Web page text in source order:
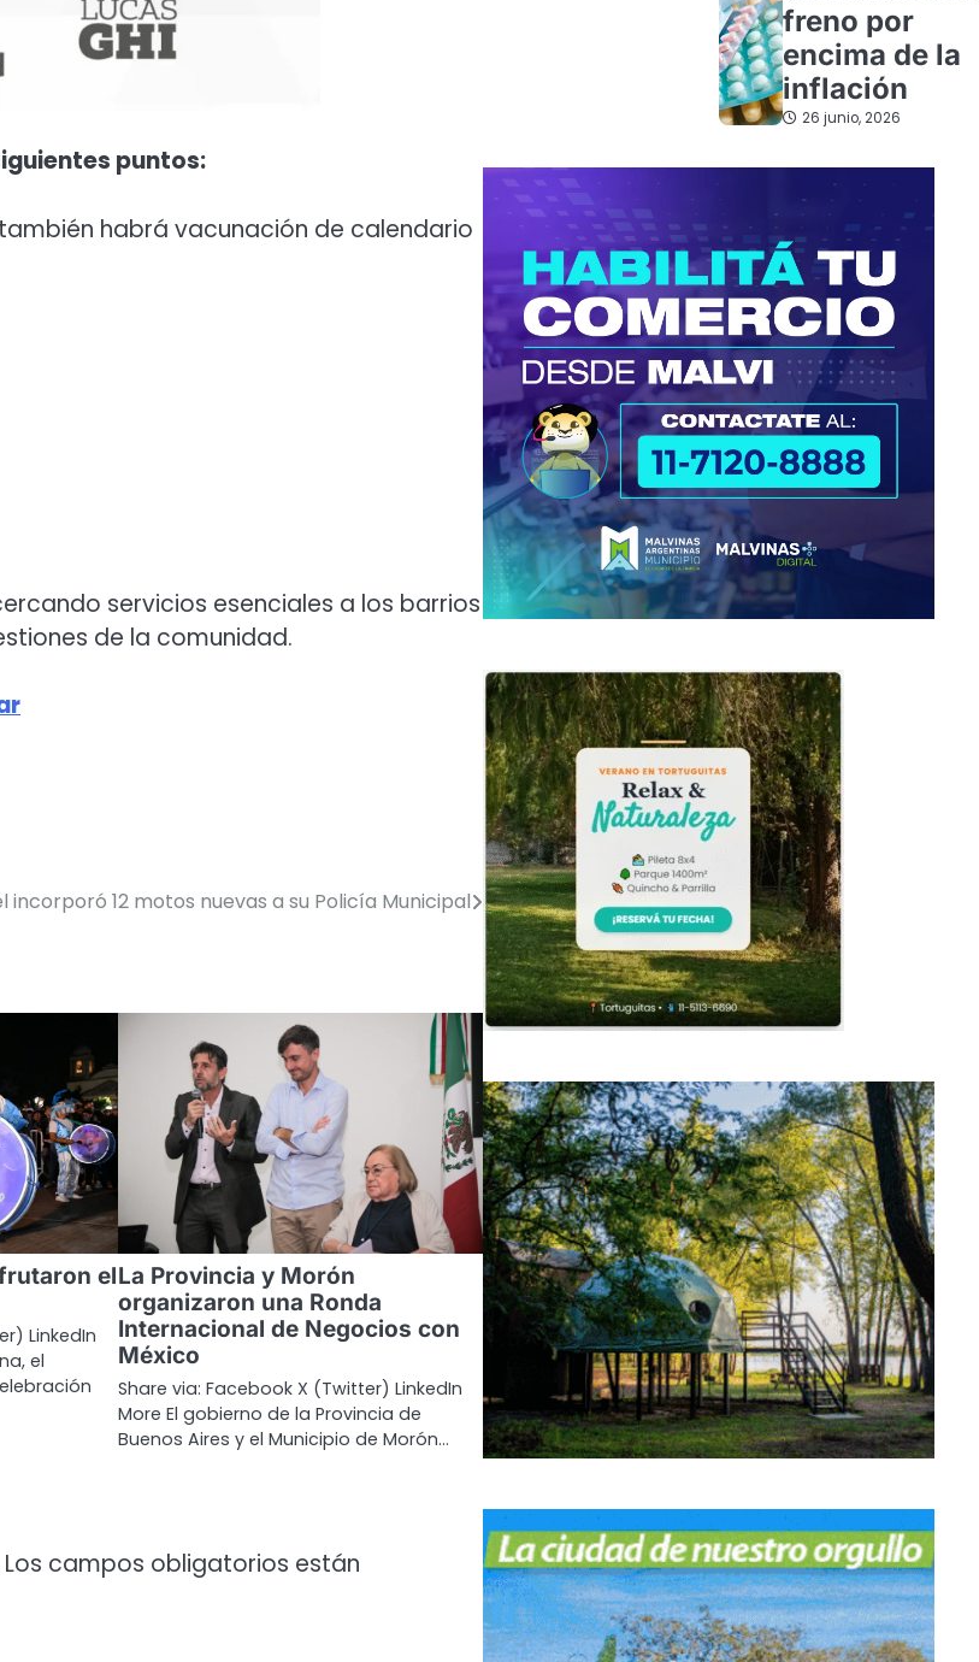
puntos:
también habrá vacunación de calendario
servicios esenciales a los barrios
de la comunidad.
incorporó 12 motos nuevas a su Policía Municipal
el
LinkedIn
el
La Provincia y Morón
organizaron una Ronda
Internacional de Negocios con
México
Share via: Facebook X (Twitter) LinkedIn
More El gobierno de la Provincia de
Buenos Aires y el Municipio de Morón…
Los campos obligatorios están
freno por
encima de la
inflación
26 junio, 2026